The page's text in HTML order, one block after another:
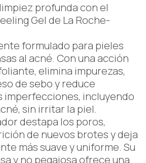
profunda con el
Gel de La Roche-
formulado para pieles
al acné. Con una acción
elimina impurezas,
de sebo y reduce
imperfecciones, incluyendo
sin irritar la piel.
destapa los poros,
de nuevos brotes y deja
más suave y uniforme. Su
y no pegajosa ofrece una